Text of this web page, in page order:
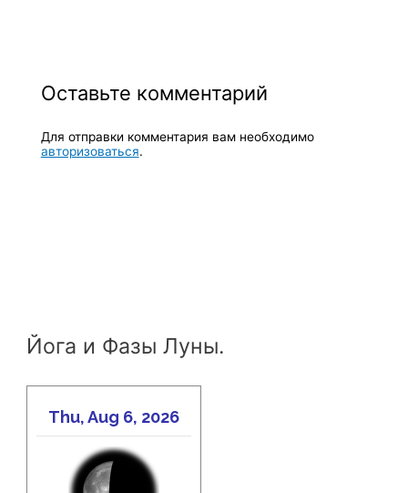
Оставьте комментарий
Для отправки комментария вам необходимо
авторизоваться.
Йога и Фазы Луны.